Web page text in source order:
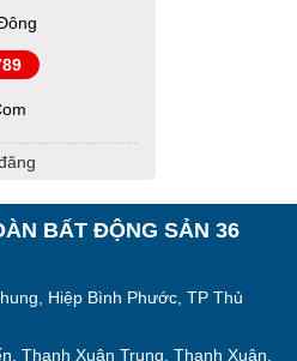
BẤT ĐỘNG SẢN 36
Hiệp Bình Phước, TP Thủ
Thanh Xuân Trung, Thanh Xuân,